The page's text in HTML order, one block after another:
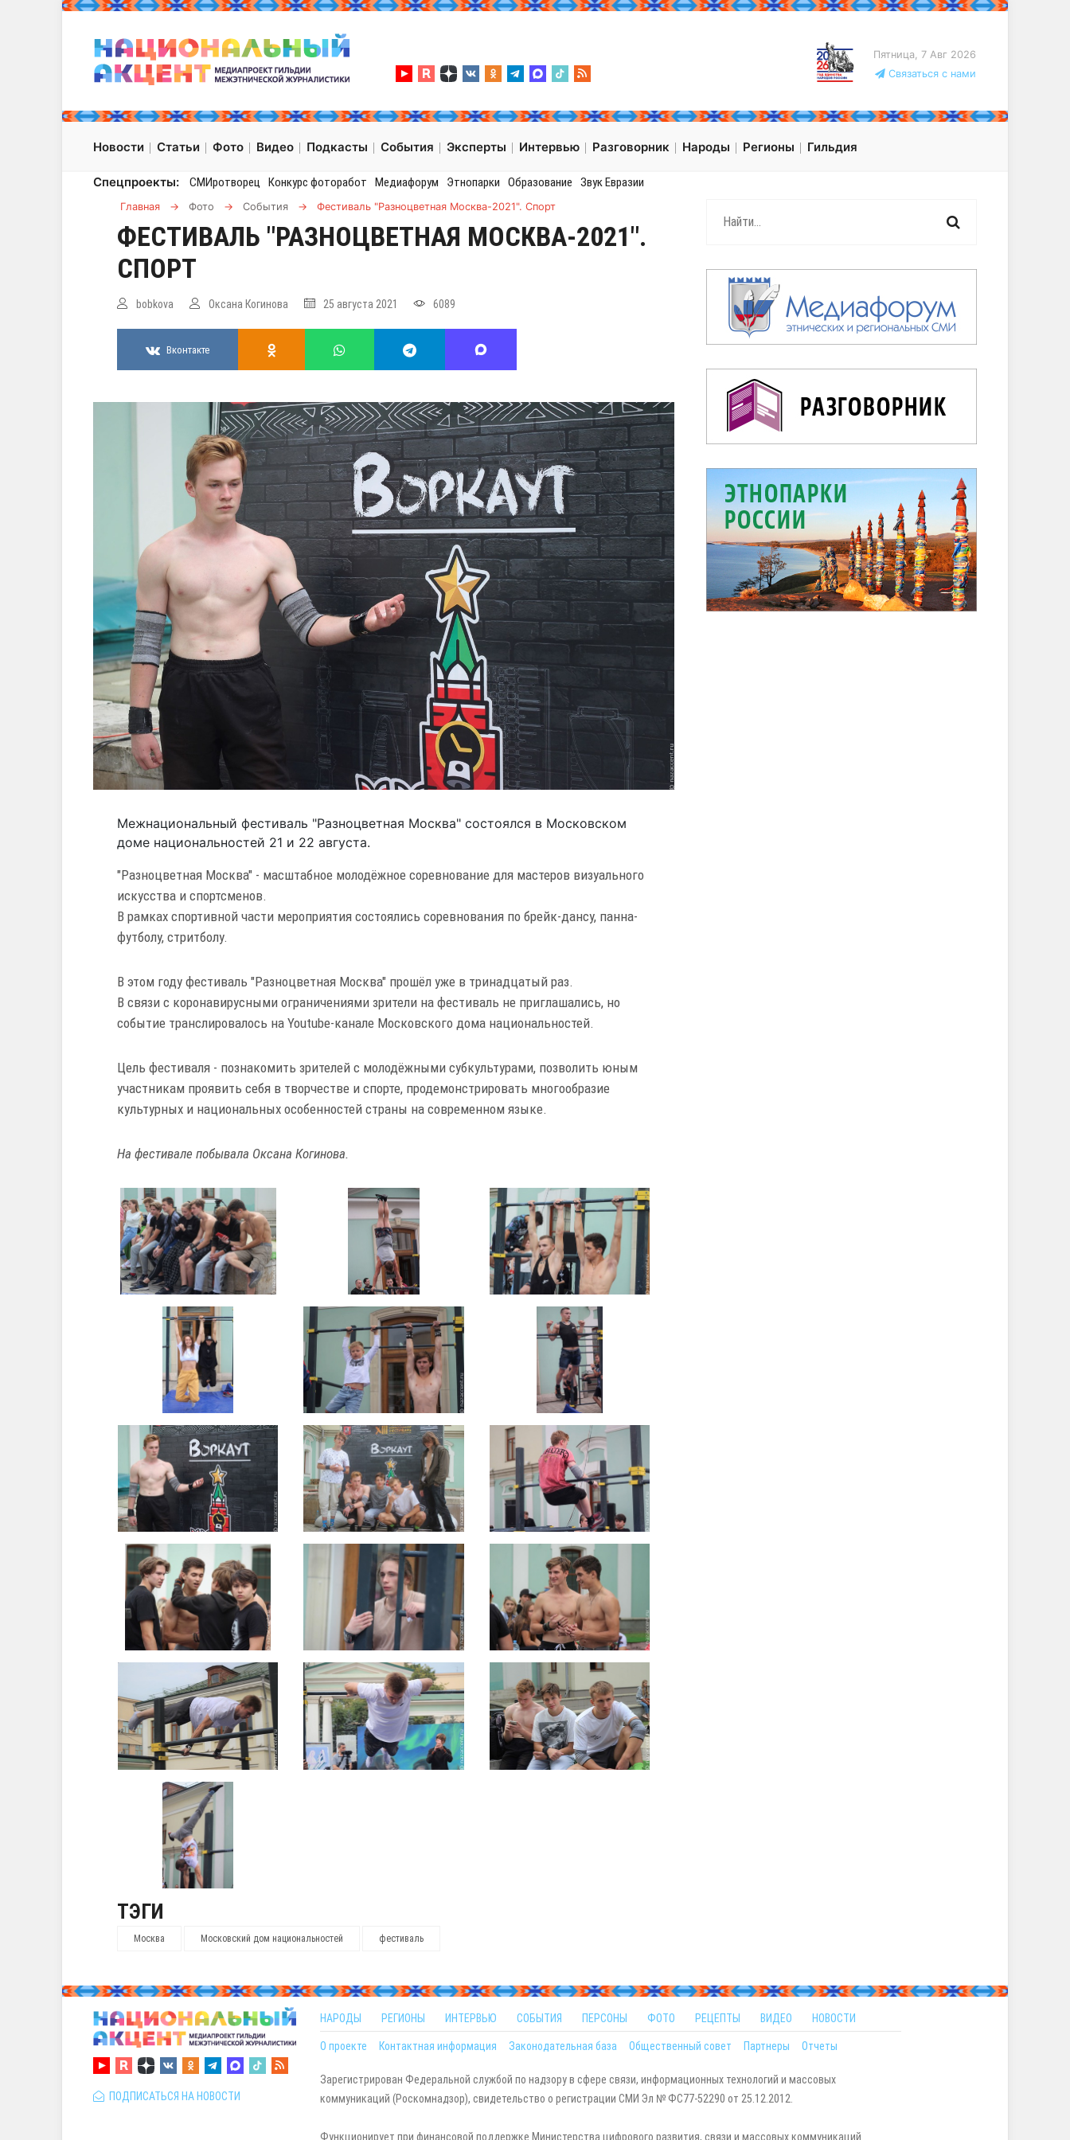
Пятница, 7 Авг 2026
Связаться с нами
Новости Статьи Фото Видео Подкасты События Эксперты Интервью Разговорник Народы Регионы Гильдия
Спецпроекты: СМИротворец Конкурс фоторабот Медиафорум Этнопарки Образование Звук Евразии
Главная → Фото → События → Фестиваль "Разноцветная Москва-2021". Спорт
ФЕСТИВАЛЬ "РАЗНОЦВЕТНАЯ МОСКВА-2021".
СПОРТ
bobkova Оксана Когинова 25 августа 2021 6089
Вконтакте
Межнациональный фестиваль "Разноцветная Москва" состоялся в Московском
доме национальностей 21 и 22 августа.
"Разноцветная Москва" - масштабное молодёжное соревнование для мастеров визуального
искусства и спортсменов.
В рамках спортивной части мероприятия состоялись соревнования по брейк-дансу, панна-
футболу, стритболу.
В этом году фестиваль "Разноцветная Москва" прошёл уже в тринадцатый раз.
В связи с коронавирусными ограничениями зрители на фестиваль не приглашались, но
событие транслировалось на Youtube-канале Московского дома национальностей.
Цель фестиваля - познакомить зрителей с молодёжными субкультурами, позволить юным
участникам проявить себя в творчестве и спорте, продемонстрировать многообразие
культурных и национальных особенностей страны на современном языке.
На фестивале побывала Оксана Когинова.
ТЭГИ
Москва Московский дом национальностей фестиваль
ПОДПИСАТЬСЯ НА НОВОСТИ
НАРОДЫ РЕГИОНЫ ИНТЕРВЬЮ СОБЫТИЯ ПЕРСОНЫ ФОТО РЕЦЕПТЫ ВИДЕО НОВОСТИ
О проекте Контактная информация Законодательная база Общественный совет Партнеры Отчеты
Зарегистрирован Федеральной службой по надзору в сфере связи, информационных технологий и массовых
коммуникаций (Роскомнадзор), свидетельство о регистрации СМИ Эл № ФС77-52290 от 25.12.2012.
Функционирует при финансовой поддержке Министерства цифрового развития, связи и массовых коммуникаций